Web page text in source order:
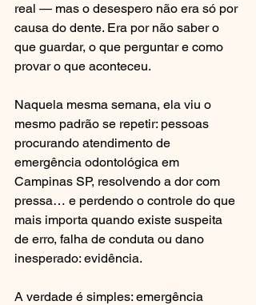
real — mas o desespero não era só por
causa do dente. Era por não saber o
que guardar, o que perguntar e como
provar o que aconteceu.
Naquela mesma semana, ela viu o
mesmo padrão se repetir: pessoas
procurando atendimento de
emergência odontológica em
Campinas SP, resolvendo a dor com
pressa… e perdendo o controle do que
mais importa quando existe suspeita
de erro, falha de conduta ou dano
inesperado: evidência.
A verdade é simples: emergência